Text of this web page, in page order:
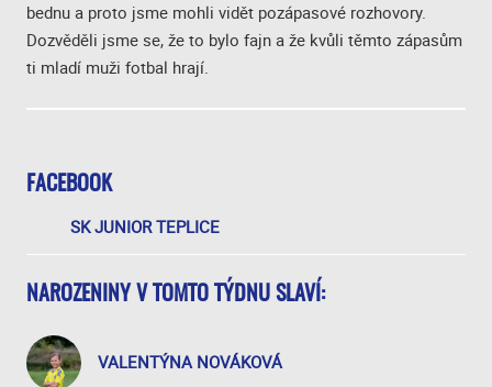
FACEBOOK
SK JUNIOR TEPLICE
NAROZENINY V TOMTO TÝDNU SLAVÍ:
VALENTÝNA NOVÁKOVÁ
bednu a proto jsme mohli vidět pozápasové rozhovory.
Dozvěděli jsme se, že to bylo fajn a že kvůli těmto zápasům
ti mladí muži fotbal hrají.